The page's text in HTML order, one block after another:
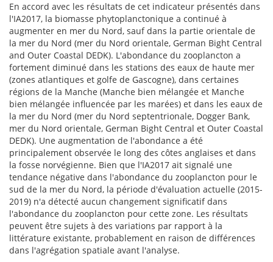
En accord avec les résultats de cet indicateur présentés dans
l'IA2017, la biomasse phytoplanctonique a continué à
augmenter en mer du Nord, sauf dans la partie orientale de
la mer du Nord (mer du Nord orientale, German Bight Central
and Outer Coastal DEDK). L'abondance du zooplancton a
fortement diminué dans les stations des eaux de haute mer
(zones atlantiques et golfe de Gascogne), dans certaines
régions de la Manche (Manche bien mélangée et Manche
bien mélangée influencée par les marées) et dans les eaux de
la mer du Nord (mer du Nord septentrionale, Dogger Bank,
mer du Nord orientale, German Bight Central et Outer Coastal
DEDK). Une augmentation de l'abondance a été
principalement observée le long des côtes anglaises et dans
la fosse norvégienne. Bien que l'IA2017 ait signalé une
tendance négative dans l'abondance du zooplancton pour le
sud de la mer du Nord, la période d'évaluation actuelle (2015-
2019) n'a détecté aucun changement significatif dans
l'abondance du zooplancton pour cette zone. Les résultats
peuvent être sujets à des variations par rapport à la
littérature existante, probablement en raison de différences
dans l'agrégation spatiale avant l'analyse.